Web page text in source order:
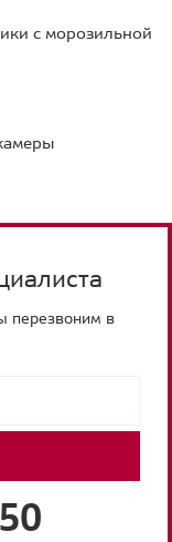
с морозильной
перезвоним в